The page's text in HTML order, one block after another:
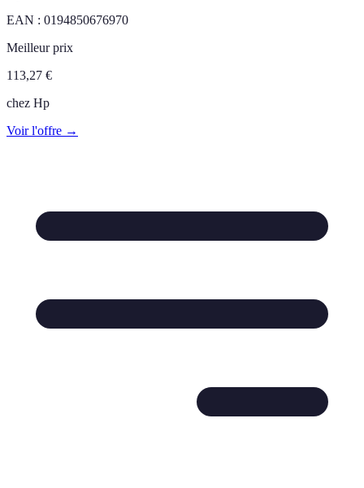
EAN : 0194850676970
Meilleur prix
113,27 €
chez Hp
Voir l'offre →